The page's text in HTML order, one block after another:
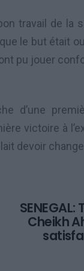
travail de la
le but était
pu jouer
d’une
victoire à
devoir
Cheikh